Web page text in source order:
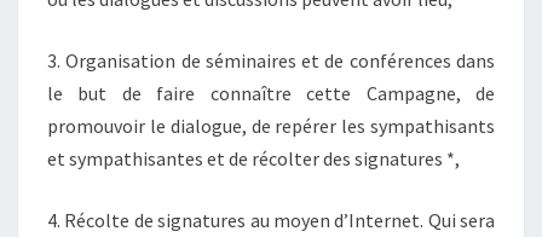
3. Organisation de séminaires et de conférences dans
le but de faire connaître cette Campagne, de
promouvoir le dialogue, de repérer les sympathisants
et sympathisantes et de récolter des signatures *,
4. Récolte de signatures au moyen d’Internet. Qui sera